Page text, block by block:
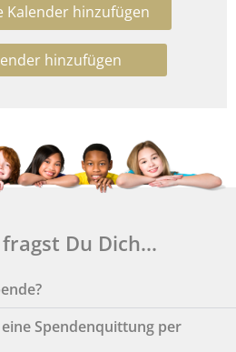
Kalender hinzufügen
hinzufügen
Du Dich...
Spendenquittung per